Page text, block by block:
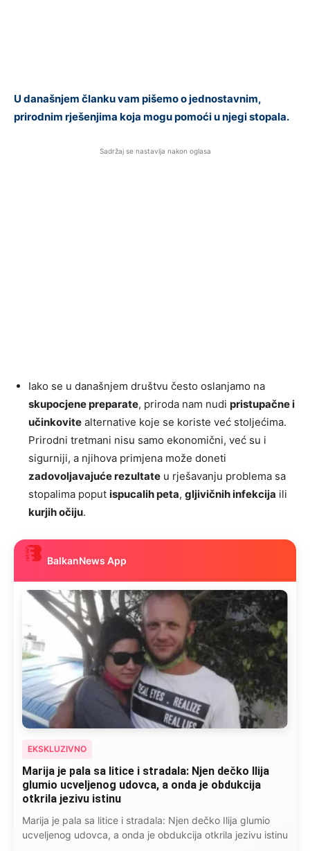
U današnjem članku vam pišemo o jednostavnim,
prirodnim rješenjima koja mogu pomoći u njegi stopala.
Sadržaj se nastavlja nakon oglasa
Iako se u današnjem društvu često oslanjamo na
skupocjene preparate, priroda nam nudi pristupačne i
učinkovite alternative koje se koriste već stoljećima.
Prirodni tretmani nisu samo ekonomični, već su i
sigurniji, a njihova primjena može doneti
zadovoljavajuće rezultate u rješavanju problema sa
stopalima poput ispucalih peta, gljivičnih infekcija ili
kurjih očiju.
BalkanNews App
EKSKLUZIVNO
Kad se Marin suprug razbolio ona ga kupala,
pelene mu mijenjala: Jedno jutro je poslao po
čokoladu..
Kad se Marin suprug razbolio ona ga kupala, pelene mu
mijenjala: Jedno jutro je poslao po čokoladu..